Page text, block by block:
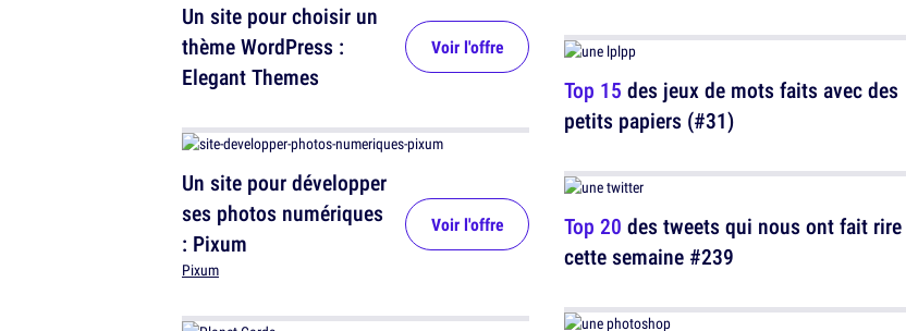
Un site pour choisir un
thème WordPress :
Elegant Themes
Voir l'offre
Un site pour développer
ses photos numériques
: Pixum
Pixum
Voir l'offre
Top 15 des jeux de mots faits avec des
petits papiers (#31)
Top 20 des tweets qui nous ont fait rire
cette semaine #239